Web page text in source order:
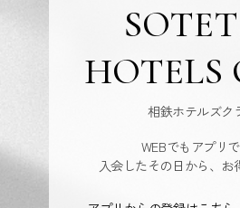
HOTELS
相鉄ホテルズク
WEBでもアプリ
入会したその日から、お